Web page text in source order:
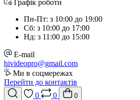
Графік роботи
Пн-Пт: з 10:00 до 19:00
Сб: з 10:00 до 17:00
Нд: з 11:00 до 15:00
E-mail
hivideopro@gmail.com
Ми в соцмережах
Перейти до контактів
0
0 0